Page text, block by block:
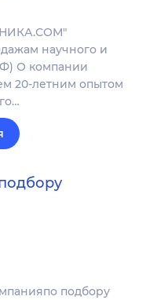
научного и
О компании
20-летним опытом
подбору